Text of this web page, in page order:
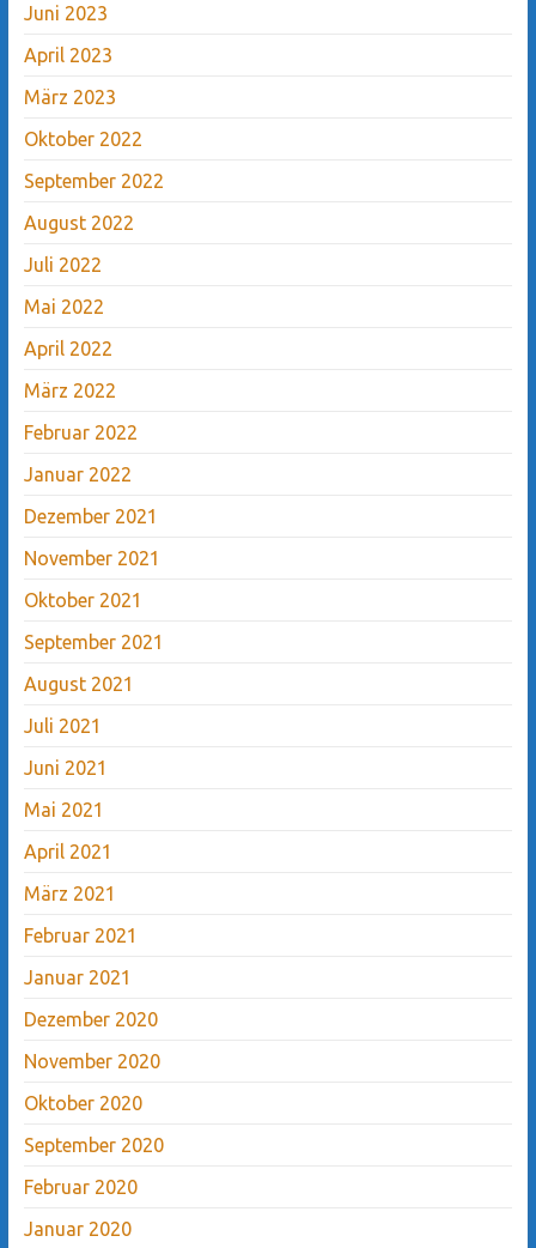
Juni 2023
April 2023
März 2023
Oktober 2022
September 2022
August 2022
Juli 2022
Mai 2022
April 2022
März 2022
Februar 2022
Januar 2022
Dezember 2021
November 2021
Oktober 2021
September 2021
August 2021
Juli 2021
Juni 2021
Mai 2021
April 2021
März 2021
Februar 2021
Januar 2021
Dezember 2020
November 2020
Oktober 2020
September 2020
Februar 2020
Januar 2020